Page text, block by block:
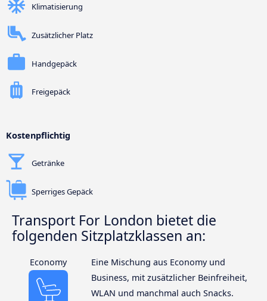
Klimatisierung
Zusätzlicher Platz
Handgepäck
Freigepäck
Kostenpflichtig
Getränke
Sperriges Gepäck
Transport For London bietet die
folgenden Sitzplatzklassen an:
Economy
Eine Mischung aus Economy und
Business, mit zusätzlicher Beinfreiheit,
WLAN und manchmal auch Snacks.